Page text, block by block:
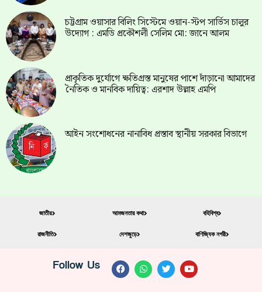
চট্টগ্রাম ওয়াসার বিলিং সিস্টেমে ওয়ান-স্টপ সার্ভিস চালুর
উদ্যোগ : এমডি প্রকৌশলী সেলিম মো: জানে আলম
প্রাকৃতিক দুর্যোগে ক্ষতিগ্রস্ত মানুষের পাশে দাঁড়ানো আমাদের
নৈতিক ও মানবিক দায়িত্ব: এরশাদ উল্লাহ এমপি
আইন সংশোধনের নানাবিধ প্রস্তাব স্থানীয় সরকার বিভাগে
জাতীয়
রাজনীতি
আমজনতার কথা
দেশজুড়ে
বহিবিশ্ব
বাণিজ্যিক নগরী
Follow Us